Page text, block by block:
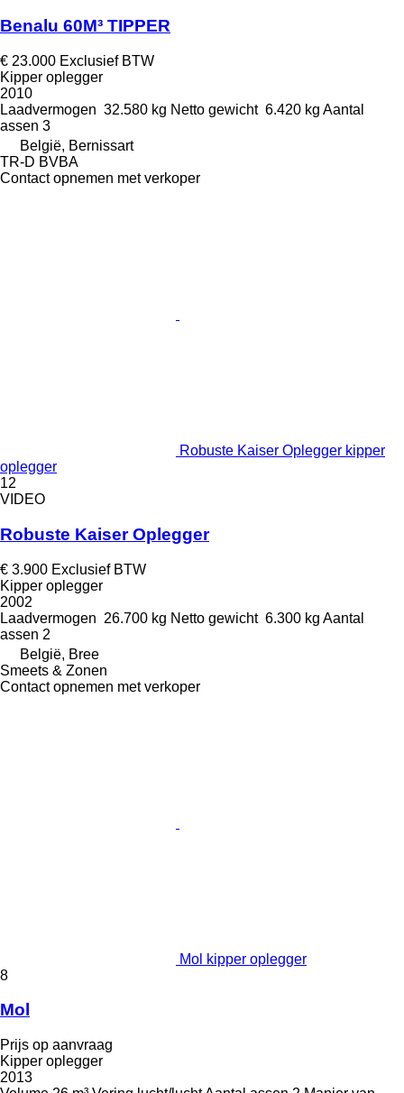
Benalu 60M³ TIPPER
€ 23.000 Exclusief BTW
Kipper oplegger
2010
Laadvermogen 32.580 kg Netto gewicht 6.420 kg Aantal
assen 3
België, Bernissart
TR-D BVBA
Contact opnemen met verkoper
Robuste Kaiser Oplegger kipper
oplegger
12
VIDEO
Robuste Kaiser Oplegger
€ 3.900 Exclusief BTW
Kipper oplegger
2002
Laadvermogen 26.700 kg Netto gewicht 6.300 kg Aantal
assen 2
België, Bree
Smeets & Zonen
Contact opnemen met verkoper
Mol kipper oplegger
8
Mol
Prijs op aanvraag
Kipper oplegger
2013